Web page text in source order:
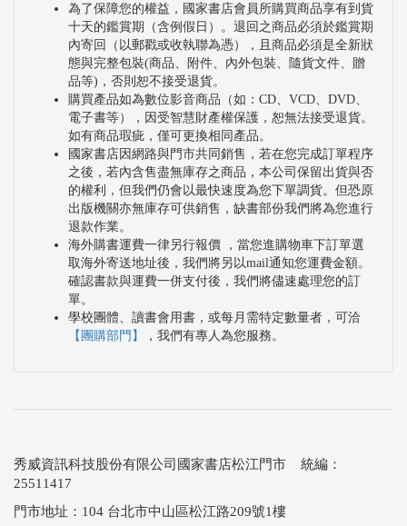
為了保障您的權益，國家書店會員所購買商品享有到貨
十天的鑑賞期（含例假日）。退回之商品必須於鑑賞期
內寄回（以郵戳或收執聯為憑），且商品必須是全新狀
態與完整包裝(商品、附件、內外包裝、隨貨文件、贈
品等)，否則恕不接受退貨。
購買產品如為數位影音商品（如：CD、VCD、DVD、
電子書等），因受智慧財產權保護，恕無法接受退貨。
如有商品瑕疵，僅可更換相同產品。
國家書店因網路與門市共同銷售，若在您完成訂單程序
之後，若內含售盡無庫存之商品，本公司保留出貨與否
的權利，但我們仍會以最快速度為您下單調貨。但恐原
出版機關亦無庫存可供銷售，缺書部份我們將為您進行
退款作業。
海外購書運費一律另行報價 ，當您進購物車下訂單選
取海外寄送地址後，我們將另以mail通知您運費金額。
確認書款與運費一併支付後，我們將儘速處理您的訂
單。
學校團體、讀書會用書，或每月需特定數量者，可洽
【團購部門】
，我們有專人為您服務。
秀威資訊科技股份有限公司國家書店松江門市 統編：
25511417
門市地址：104 台北市中山區松江路209號1樓